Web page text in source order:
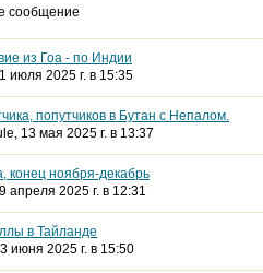
сообщение
из Гоа - по Индии
июля 2025 г. в 15:35
попутчиков в Бутан с Непалом.
, 13 мая 2025 г. в 13:37
конец ноября-декабрь
апреля 2025 г. в 12:31
в Тайланде
июня 2025 г. в 15:50